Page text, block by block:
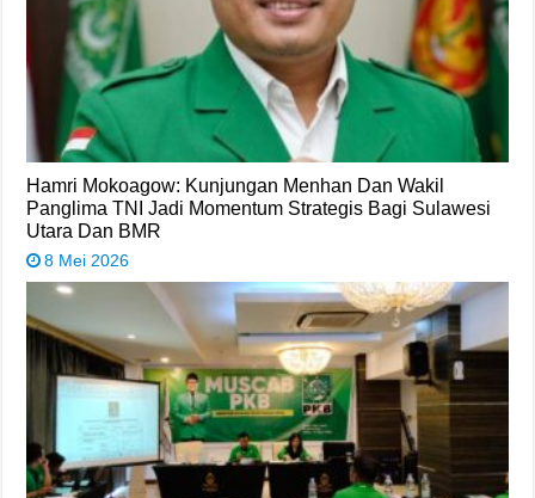
Hamri Mokoagow: Kunjungan Menhan Dan Wakil
Panglima TNI Jadi Momentum Strategis Bagi Sulawesi
Utara Dan BMR
8 Mei 2026